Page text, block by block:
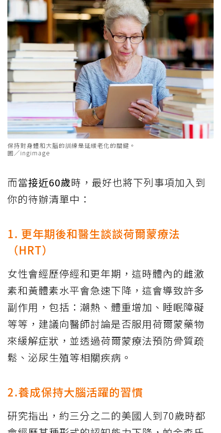
保持對身體和大腦的訓練是延緩老化的關鍵。
圖／ingimage
而當接近60歲時，最好也將下列事項加入到
你的待辦清單中：
1. 更年期後和醫生談談荷爾蒙療法
（HRT）
女性會經歷停經和更年期，這時體內的雌激
素和黃體素水平會急速下降，這會導致許多
副作用，包括：潮熱、體重增加、睡眠障礙
等等，建議向醫師討論是否服用荷爾蒙藥物
來緩解症狀，並透過荷爾蒙療法預防骨質疏
鬆、泌尿生殖等相關疾病。
2.養成保持大腦活躍的習慣
研究指出，約三分之二的美國人到70歲時都